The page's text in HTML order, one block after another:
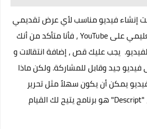
إنشاء فيديو مناسب لأي عرض تقديمي
لمكتبك أو لبرنامج تعليمي على YouTube ، فأنا متأكد من أنك
يجب عليك قص ، إضافة انتقالات و
فيديو جيد وقابل للمشاركة. ولكن ماذا
يمكن أن يكون سهلاً مثل تحرير
مستند نصي؟ حسنًا ، "Descript" هو برنامج يتيح لك القيام